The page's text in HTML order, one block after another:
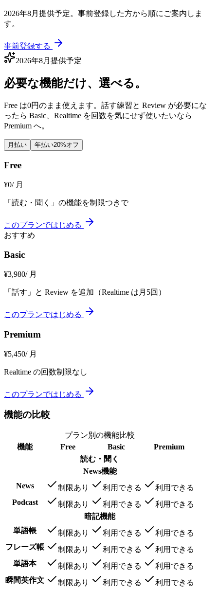
2026年8月提供予定。事前登録した方から順にご案内しま
す。
事前登録する
2026年8月提供予定
必要な機能だけ、 選べる。
Free は0円のまま使えます。話す練習と Review が必要にな
ったら Basic、Realtime を回数を気にせず使いたいなら
Premium へ。
月払い 年払い20%オフ
Free
¥0/ 月
「読む・聞く」の機能を制限つきで
このプランではじめる
おすすめ
Basic
¥3,980/ 月
「話す」と Review を追加（Realtime は月5回）
このプランではじめる
Premium
¥5,450/ 月
Realtime の回数制限なし
このプランではじめる
機能の比較
プラン別の機能比較
機能
Free Basic
Premium
読む・聞く
News機能
News
制限あり 利用できる
利用できる
Podcast
制限あり 利用できる
利用できる
暗記機能
単語帳
制限あり 利用できる
利用できる
フレーズ帳
制限あり 利用できる
利用できる
単語本
制限あり 利用できる
利用できる
瞬間英作文
制限あり 利用できる
利用できる